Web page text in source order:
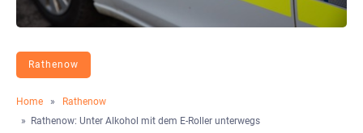
Rathenow
Home »
Rathenow
» Rathenow: Unter Alkohol mit dem E-Roller unterwegs